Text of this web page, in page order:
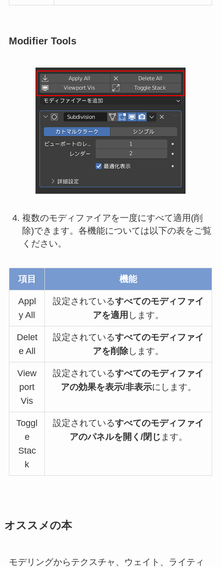
Modifier Tools
複数のモディファイアを一度にすべて適用(削
除)できます。各機能については以下の表をご覧
ください。
項目 機能
Appl
y All
設定されているすべてのモディファイ
アを適用 します。
Delet
e All
設定されているすべてのモディファイ
アを削除します。
View
port
Vis
設定されているすべてのモディファイ
アの効果を表示/非表示にします。
Toggl
e
Stac
k
設定されているすべてのモディファイ
アのパネルを開く/閉じ ます。
オススメの本
モデリングからテクスチャ、ウェイト、ライティ